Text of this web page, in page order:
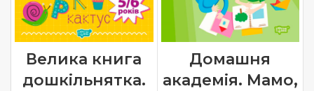
Велика книга
дошкільнятка.
Домашня
академія. Мамо,